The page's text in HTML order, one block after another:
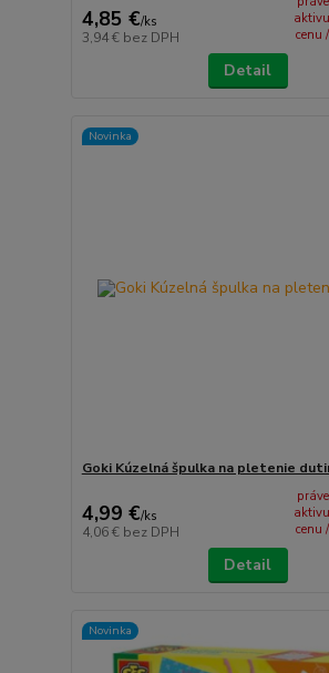
4,85 €/ks
3,94 € bez DPH
cenu
Detail
Novinka
Goki Kúzelná špulka na pletenie
4,99 €/ks
4,06 € bez DPH
cenu
Detail
Novinka